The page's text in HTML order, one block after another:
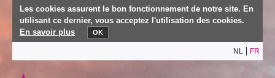
Les cookies assurent le bon fonctionnement de notre site. En
utilisant ce dernier, vous acceptez l'utilisation des cookies.
En savoir plus
OK
NL FR